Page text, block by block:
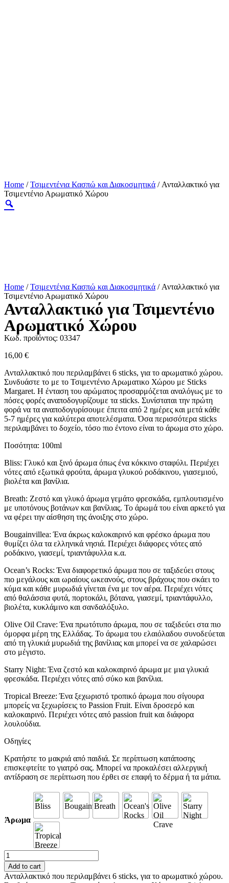
Home /Τσιμεντένια Κασπώ και Διακοσμητικά / Ανταλλακτικό για
Τσιμεντένιο Αρωματικό Χώρου
Home /Τσιμεντένια Κασπώ και Διακοσμητικά / Ανταλλακτικό για
Τσιμεντένιο Αρωματικό Χώρου
Ανταλλακτικό για Τσιμεντένιο
Αρωματικό Χώρου
Κωδ. προϊόντος: 03347
16,00 €
Ανταλλακτικό που περιλαμβάνει 6 sticks, για το αρωματικό χώρου.
Συνδυάστε το με το Τσιμεντένιο Αρωματικο Χώρου με Sticks
Margaret. Η ένταση του αρώματος προσαρμόζεται αναλόγως με το
πόσες φορές αναποδογυρίζουμε τα sticks. Συνίσταται την πρώτη
φορά να τα αναποδογυρίσουμε έπειτα από 2 ημέρες και μετά κάθε
5-7 ημέρες για καλύτερα αποτελέσματα. Όσα περισσότερα sticks
περιλαμβάνει το δοχείο, τόσο πιο έντονο είναι το άρωμα στο χώρο.
Ποσότητα: 100ml
Bliss: Γλυκό και ξινό άρωμα όπως ένα κόκκινο σταφύλι. Περιέχει
νότες από εξωτικά φρούτα, άρωμα γλυκού ροδάκινου, γιασεμιού,
βιολέτα και βανίλια.
Βreath: Ζεστό και γλυκό άρωμα γεμάτο φρεσκάδα, εμπλουτισμένο
με υποτόνους βοτάνων και βανίλιας. Το άρωμά του είναι αρκετό για
να φέρει την αίσθηση της άνοιξης στο χώρο.
Bougainvillea: Ένα άκρως καλοκαιρινό και φρέσκο άρωμα που
θυμίζει όλα τα ελληνικά νησιά. Περιέχει διάφορες νότες από
ροδάκινο, γιασεμί, τριαντάφυλλα κ.α.
Ocean’s Rocks: Ένα διαφορετικό άρωμα που σε ταξιδεύει στους
πιο μεγάλους και ωραίους ωκεανούς, στους βράχους που σκάει το
κύμα και κάθε μυρωδιά γίνεται ένα με τον αέρα. Περιέχει νότες
από θαλάσσια φυτά, πορτοκάλι, βότανα, γιασεμί, τριαντάφυλλο,
βιολέτα, κυκλάμινο και σανδαλόξυλο.
Olive Oil Crave: Ένα πρωτότυπο άρωμα, που σε ταξιδεύει στα πιο
όμορφα μέρη της Ελλάδας. Το άρωμα του ελαιόλαδου συνοδεύεται
από τη γλυκιά μυρωδιά της βανίλιας και μπορεί να σε χαλαρώσει
στο μέγιστο.
Starry Night: Ένα ζεστό και καλοκαιρινό άρωμα με μια γλυκιά
φρεσκάδα. Περιέχει νότες από σύκο και βανίλια.
Tropical Breeze: Ένα ξεχωριστό τροπικό άρωμα που σίγουρα
μπορείς να ξεχωρίσεις το Passion Fruit. Είναι δροσερό και
καλοκαιρινό. Περιέχει νότες από passion fruit και διάφορα
λουλούδια.
Οδηγίες
Κρατήστε το μακριά από παιδιά. Σε περίπτωση κατάποσης
επισκεφτείτε το γιατρό σας. Μπορεί να προκαλέσει αλλεργική
αντίδραση σε περίπτωση που έρθει σε επαφή το δέρμα ή τα μάτια.
Άρωμα
Ανταλλακτικό
για
Τσιμεντένιο
Add to cart
Ανταλλακτικό που περιλαμβάνει 6 sticks, για το αρωματικό χώρου.